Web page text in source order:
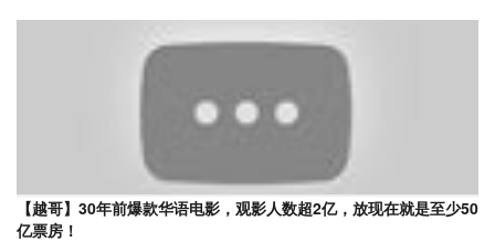
【越哥】30年前爆款华语电影，观影人数超2亿，放现在就是至少50
亿票房！